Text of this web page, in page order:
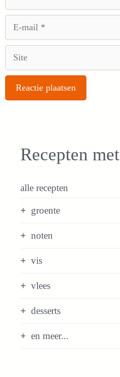
Recepten met
alle recepten
groente
noten
vis
vlees
desserts
en meer...